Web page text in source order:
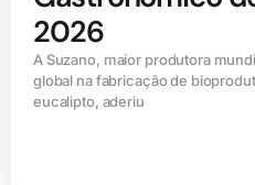
2026
A Suzano, maior produtora
global na fabricação de
eucalipto, aderiu